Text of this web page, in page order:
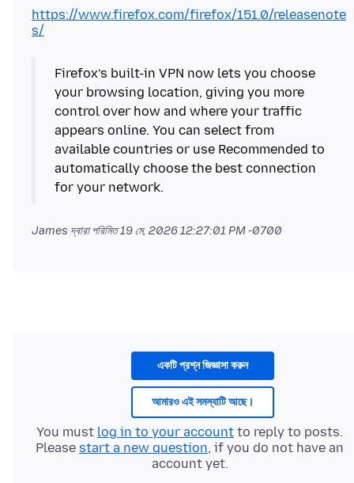
https://www.firefox.com/firefox/151.0/releasenote
s/
Firefox’s built-in VPN now lets you choose
your browsing location, giving you more
control over how and where your traffic
appears online. You can select from
available countries or use Recommended to
automatically choose the best connection
for your network.
James দ্বারা পরিমিত19 মে, 2026 12:27:01 PM -0700
একটি প্রশ্ন জিজ্ঞাসা করুন
আমারও এই সমস্যাটি আছে।
You must log in to your account to reply to posts.
Please start a new question, if you do not have an
account yet.